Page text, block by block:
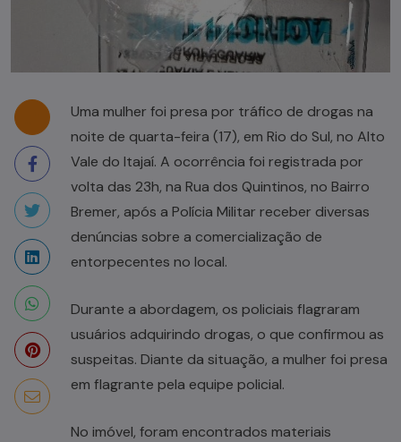
Uma mulher foi presa por tráfico de drogas na
noite de quarta-feira (17), em Rio do Sul, no Alto
Vale do Itajaí. A ocorrência foi registrada por
volta das 23h, na Rua dos Quintinos, no Bairro
Bremer, após a Polícia Militar receber diversas
denúncias sobre a comercialização de
entorpecentes no local.
Durante a abordagem, os policiais flagraram
usuários adquirindo drogas, o que confirmou as
suspeitas. Diante da situação, a mulher foi presa
em flagrante pela equipe policial.
No imóvel, foram encontrados materiais